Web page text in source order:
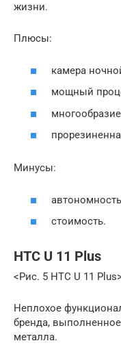
жизни.
Плюсы:
камера
мощный
Минусы:
стоимость.
HTC U 11 Plus
<Рис. 5 HTC U 11
Неплохое
бренда,
металла.